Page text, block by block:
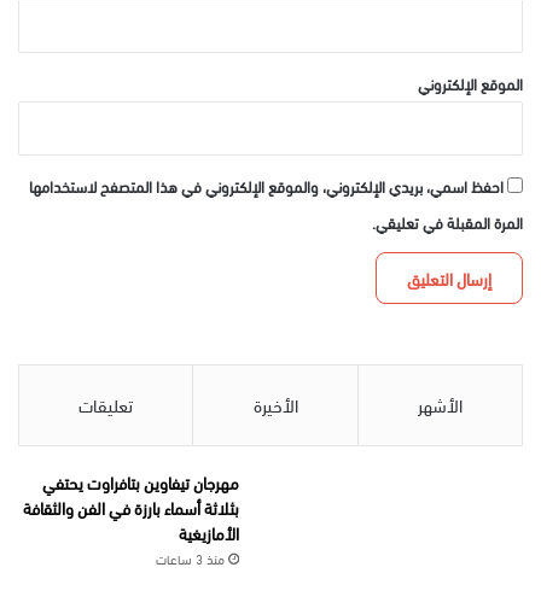
الموقع الإلكتروني
احفظ اسمي، بريدي الإلكتروني، والموقع الإلكتروني في هذا المتصفح لاستخدامها
المرة المقبلة في تعليقي.
الأشهر الأخيرة تعليقات
مهرجان تيفاوين بتافراوت يحتفي
بثلاثة أسماء بارزة في الفن والثقافة
الأمازيغية
منذ 3 ساعات